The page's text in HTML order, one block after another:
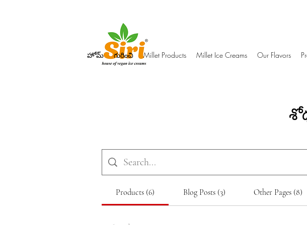
హోమ్ గురించి Millet Products Millet Ice Creams Our Flavors
Products (6) Blog Posts (3) Other Pages (8)